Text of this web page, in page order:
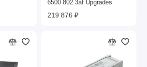
6500 802.3af Upgrades
219 876 ₽